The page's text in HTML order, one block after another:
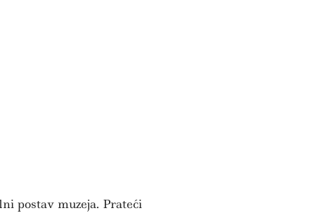
postav muzeja. Prateći